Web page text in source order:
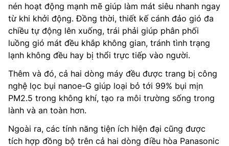
nén hoạt động mạnh mẽ giúp làm mát siêu nhanh ngay
từ khi khởi động. Đồng thời, thiết kế cánh đảo gió đa
chiều tự động lên xuống, trái phải giúp phân phối
luồng gió mát đều khắp không gian, tránh tình trạng
lạnh không đều hay bị thổi trực tiếp vào người.
Thêm và đó, cả hai dòng máy đều được trang bị công
nghệ lọc bụi nanoe-G giúp loại bỏ tới 99% bụi mịn
PM2.5 trong không khí, tạo ra môi trường sống trong
lành và an toàn hơn.
Ngoài ra, các tính năng tiện ích hiện đại cũng được
tích hợp đồng bộ trên cả hai dòng điều hòa Panasonic